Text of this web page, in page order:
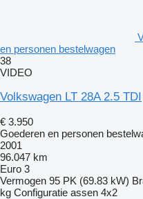
en personen bestelwagen
38
VIDEO
Volkswagen LT 28A 2.5 TDI
€ 3.950
Goederen en personen
2001
96.047 km
Euro 3
Vermogen 95 PK (69.83 kW)
kg Configuratie assen 4x2